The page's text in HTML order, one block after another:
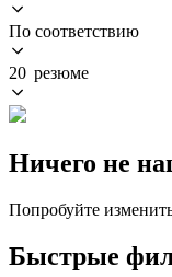
По соответствию
20 резюме
Ничего не
Попробуйте
Быстрые